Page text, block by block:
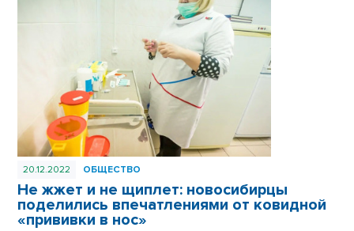
20.12.2022 ОБЩЕСТВО
Не жжет и не щиплет: новосибирцы
поделились впечатлениями от ковидной
«прививки в нос»